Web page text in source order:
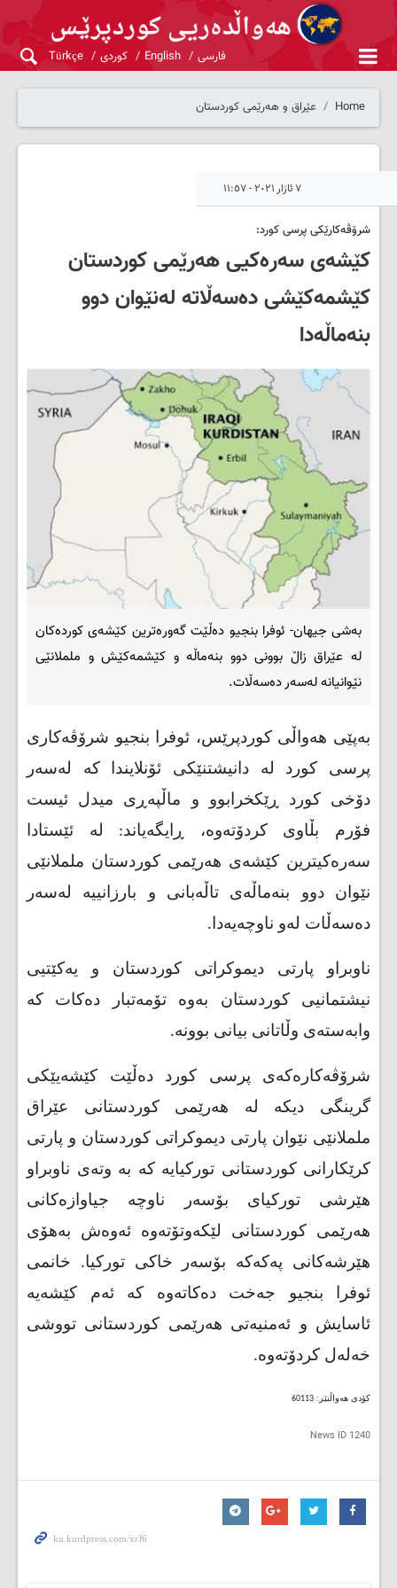
فارسی English کوردی Türkçe
Home عێراق و هەرێمی کوردستان
٧ ئازار ٢٠٢١ - ١١:٥٧
شرۆڤەکارێکی پرسی کورد:
کێشەی سەرەکیی هەرێمی کوردستان
کێشمەکێشی دەسەڵاتە لەنێوان دوو
بنەماڵەدا
بەشی جیهان- ئوفرا بنجیو دەڵێت گەورەترین کێشەی کوردەکان
لە عێراق زاڵ بوونی دوو بنەماڵە و کێشمەکێش و ململانێی
نێوانیانە لەسەر دەسەڵات.
بەپێی هەواڵی کوردپرێس، ئوفرا بنجیو شرۆڤەکاری
پرسی کورد لە دانیشتنێکی ئۆنلایندا کە لەسەر
دۆخی کورد ڕێکخرابوو و ماڵپەڕی میدل ئیست
فۆرم بڵاوی کردۆتەوە، ڕایگەیاند: لە ئێستادا
سەرەکیترین کێشەی هەرێمی کوردستان ململانێی
نێوان دوو بنەماڵەی تاڵەبانی و بارزانییە لەسەر
دەسەڵات لەو ناوچەیەدا.
ناوبراو پارتی دیموکراتی کوردستان و یەکێتیی
نیشتمانیی کوردستان بەوە تۆمەتبار دەکات کە
وابەستەی وڵاتانی بیانی بوونە.
شرۆڤەکارەکەی پرسی کورد دەڵێت کێشەیێکی
گرینگی دیکە لە هەرێمی کوردستانی عێراق
ململانێی نێوان پارتی دیموکراتی کوردستان و پارتی
کرێکارانی کوردستانی تورکیایە کە بە وتەی ناوبراو
هێرشی تورکیای بۆسەر ناوچە جیاوازەکانی
هەرێمی کوردستانی لێکەوتۆتەوە ئەوەش بەهۆی
هێرشەکانی پەکەکە بۆسەر خاکی تورکیا. خانمی
ئوفرا بنجیو جەخت دەکاتەوە کە ئەم کێشەیە
ئاسایش و ئەمنیەتی هەرێمی کوردستانی تووشی
خەلەل کردۆتەوە.
کۆدی هەواڵنێر: 60113
News ID 1240